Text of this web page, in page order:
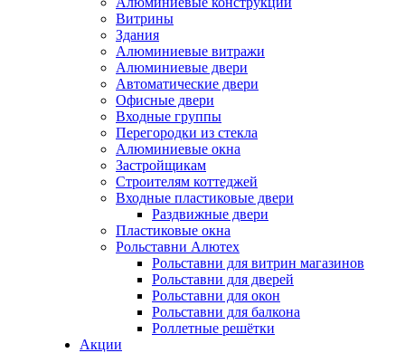
Витрины
Здания
Алюминиевые витражи
Алюминиевые двери
Автоматические двери
Офисные двери
Входные группы
Перегородки из стекла
Алюминиевые окна
Застройщикам
Строителям коттеджей
Входные пластиковые двери
Раздвижные двери
Пластиковые окна
Рольставни Алютех
Рольставни для витрин магазинов
Рольставни для дверей
Рольставни для окон
Рольставни для балкона
Роллетные решётки
Акции